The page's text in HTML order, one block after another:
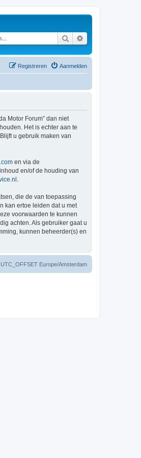
Zoeken
Aanmelden
Registreren
Motor Forum” dan niet
Het is echter aan te
u gebruik maken van
en via de
en/of de houding van
die de van toepassing
kan ertoe leiden dat u met
voorwaarden te kunnen
achten. Als gebruiker gaat u
kunnen beheerder(s) en
UTC_OFFSET Europe/Amsterdam